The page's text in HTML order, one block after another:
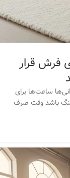
فرش قرار
ساعت‌ها برای
باشد وقت صرف